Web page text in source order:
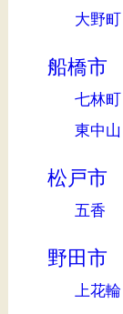
大野町
船橋市
七林町
東中山
松戸市
五香
野田市
上花輪